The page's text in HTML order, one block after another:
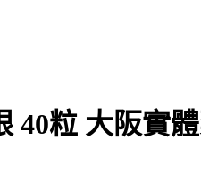
40粒 大阪實